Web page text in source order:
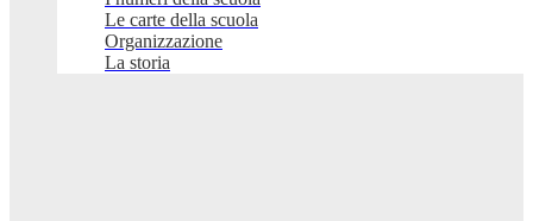
Le carte della scuola
Organizzazione
La storia